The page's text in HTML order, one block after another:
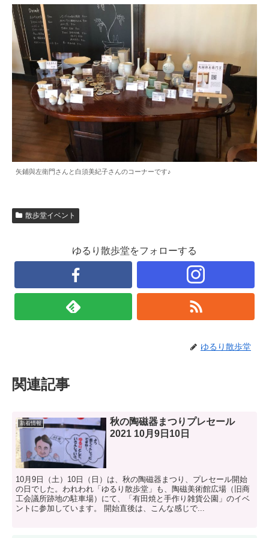
矢鋪與左衛門さんと白須美紀子さんのコーナーです♪
散歩堂イベント
ゆるり散歩堂をフォローする
ゆるり散歩堂
関連記事
新着情報
秋の陶磁器まつりプレセール
2021 10月9日10日
10月9日（土）10日（日）は、秋の陶磁器まつり、プレセール開始
の日でした。われわれ「ゆるり散歩堂」も、陶磁美術館広場（旧商
工会議所跡地の駐車場）にて、「有田焼と手作り雑貨公園」のイベ
ントに参加しています。 開始直後は、こんな感じで...